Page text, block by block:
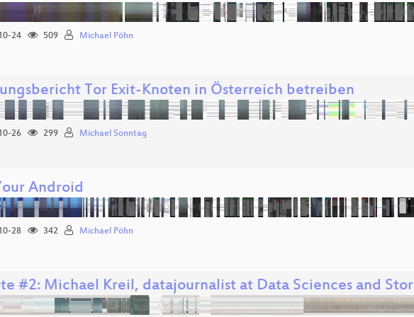
24 509 Michael Pöhn
Tor Exit-Knoten in Österreich betreiben
26 299 Michael Sonntag
Android
28 342 Michael Pöhn
#2: Michael Kreil, datajournalist at Data Sciences and